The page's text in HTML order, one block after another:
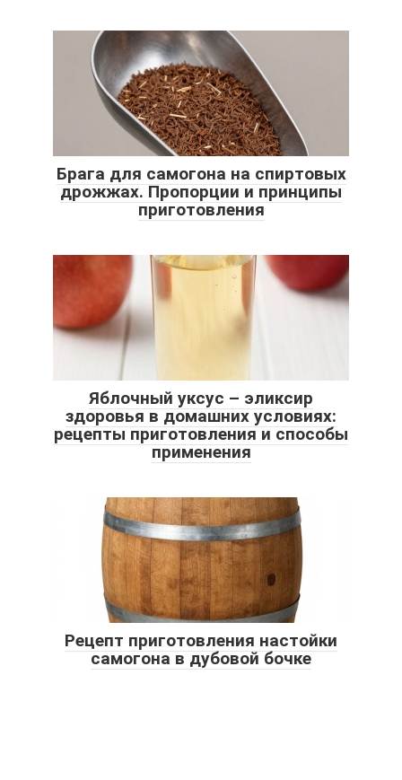
Брага для самогона на спиртовых
дрожжах. Пропорции и принципы
приготовления
Яблочный уксус – эликсир
здоровья в домашних условиях:
рецепты приготовления и способы
применения
Рецепт приготовления настойки
самогона в дубовой бочке